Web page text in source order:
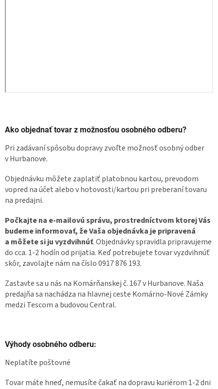
Ako objednať tovar z možnosťou osobného odberu?
Pri zadávaní spôsobu dopravy zvoľte možnosť osobný odber
v Hurbanove.
Objednávku môžete zaplatiť platobnou kartou, prevodom
vopred na účet alebo v hotovosti/kartou pri preberaní tovaru
na predajni.
Počkajte na e-mailovú správu, prostredníctvom ktorej Vás
budeme informovať, že Vaša objednávka je pripravená
a môžete si ju vyzdvihnúť. Objednávky spravidla pripravujeme
do cca. 1-2 hodín od prijatia. Keď potrebujete tovar vyzdvihnúť
skôr, zavolajte nám na číslo 0917 876 193.
Zastavte sa u nás na Komárňanskej č. 167 v Hurbanove. Naša
predajňa sa nachádza na hlavnej ceste Komárno-Nové Zámky
medzi Tescom a budovou Central.
Výhody osobného odberu:
Neplatíte poštovné
Tovar máte hneď, nemusíte čakať na dopravu kuriérom 1-2 dni